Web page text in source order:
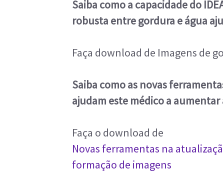
Saiba como a capacidade do
robusta entre gordura e água
Faça download de Imagens de
Saiba como as novas
ajudam este médico a
Faça o download de
Novas ferramentas na
formação de imagens